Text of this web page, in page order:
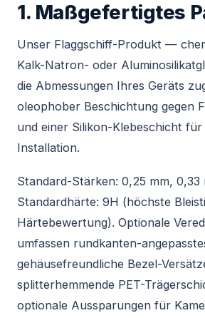
1. Maßgefertigtes
Unser Flaggschiff-Produkt —
Kalk-Natron- oder
die Abmessungen Ihres Geräts
oleophober Beschichtung gegen
und einer Silikon-Klebeschicht für
Installation.
Standard-Stärken: 0,25 mm, 0,33
Standardhärte: 9H (höchste
Härtebewertung). Optionale
umfassen rundkanten-
gehäusefreundliche Bezel-
splitterhemmende PET-
optionale Aussparungen für